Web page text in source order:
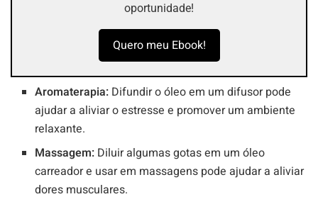
oportunidade!
Quero meu Ebook!
Aromaterapia: Difundir o óleo em um difusor pode
ajudar a aliviar o estresse e promover um ambiente
relaxante.
Massagem: Diluir algumas gotas em um óleo
carreador e usar em massagens pode ajudar a aliviar
dores musculares.